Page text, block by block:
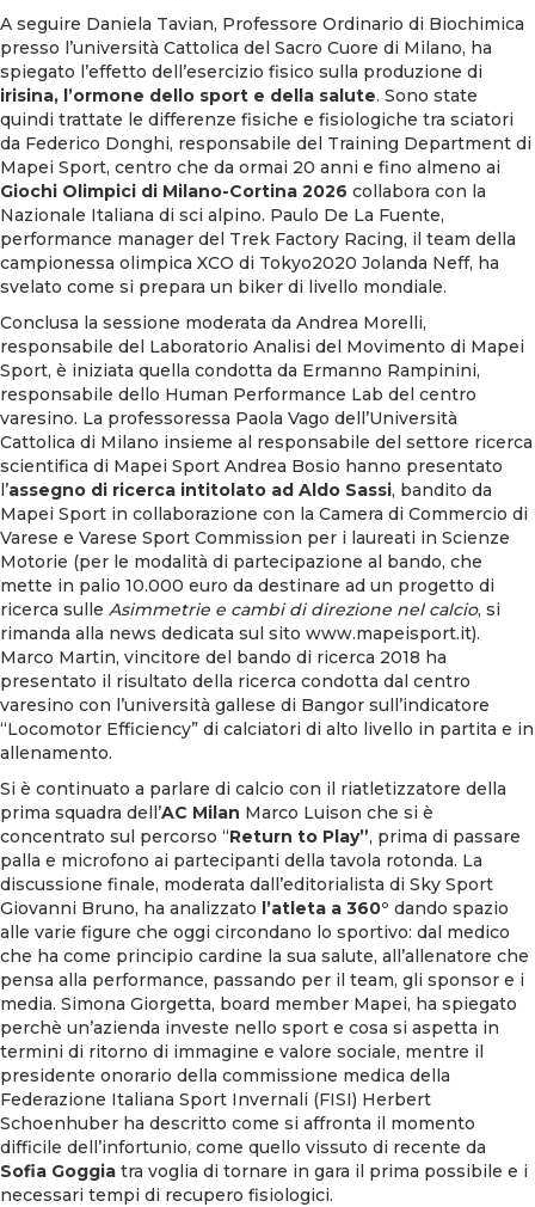
A seguire Daniela Tavian, Professore Ordinario di Biochimica
presso l’università Cattolica del Sacro Cuore di Milano, ha
spiegato l’effetto dell’esercizio fisico sulla produzione di
irisina, l’ormone dello sport e della salute. Sono state
quindi trattate le differenze fisiche e fisiologiche tra sciatori
da Federico Donghi, responsabile del Training Department di
Mapei Sport, centro che da ormai 20 anni e fino almeno ai
Giochi Olimpici di Milano-Cortina 2026 collabora con la
Nazionale Italiana di sci alpino. Paulo De La Fuente,
performance manager del Trek Factory Racing, il team della
campionessa olimpica XCO di Tokyo2020 Jolanda Neff, ha
svelato come si prepara un biker di livello mondiale.
Conclusa la sessione moderata da Andrea Morelli,
responsabile del Laboratorio Analisi del Movimento di Mapei
Sport, è iniziata quella condotta da Ermanno Rampinini,
responsabile dello Human Performance Lab del centro
varesino. La professoressa Paola Vago dell’Università
Cattolica di Milano insieme al responsabile del settore ricerca
scientifica di Mapei Sport Andrea Bosio hanno presentato
l’assegno di ricerca intitolato ad Aldo Sassi, bandito da
Mapei Sport in collaborazione con la Camera di Commercio di
Varese e Varese Sport Commission per i laureati in Scienze
Motorie (per le modalità di partecipazione al bando, che
mette in palio 10.000 euro da destinare ad un progetto di
ricerca sulle Asimmetrie e cambi di direzione nel calcio, si
rimanda alla news dedicata sul sito www.mapeisport.it).
Marco Martin, vincitore del bando di ricerca 2018 ha
presentato il risultato della ricerca condotta dal centro
varesino con l’università gallese di Bangor sull’indicatore
“Locomotor Efficiency” di calciatori di alto livello in partita e in
allenamento.
Si è continuato a parlare di calcio con il riatletizzatore della
prima squadra dell’AC Milan Marco Luison che si è
concentrato sul percorso “Return to Play”, prima di passare
palla e microfono ai partecipanti della tavola rotonda. La
discussione finale, moderata dall’editorialista di Sky Sport
Giovanni Bruno, ha analizzato l’atleta a 360° dando spazio
alle varie figure che oggi circondano lo sportivo: dal medico
che ha come principio cardine la sua salute, all’allenatore che
pensa alla performance, passando per il team, gli sponsor e i
media. Simona Giorgetta, board member Mapei, ha spiegato
perchè un’azienda investe nello sport e cosa si aspetta in
termini di ritorno di immagine e valore sociale, mentre il
presidente onorario della commissione medica della
Federazione Italiana Sport Invernali (FISI) Herbert
Schoenhuber ha descritto come si affronta il momento
difficile dell’infortunio, come quello vissuto di recente da
Sofia Goggia tra voglia di tornare in gara il prima possibile e i
necessari tempi di recupero fisiologici.